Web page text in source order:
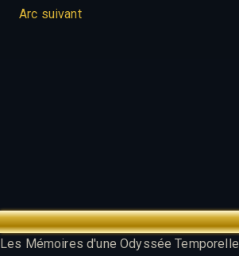
Arc suivant
TREK OUTTA TIME
Les Mémoires d'une Odyssée Temporelle